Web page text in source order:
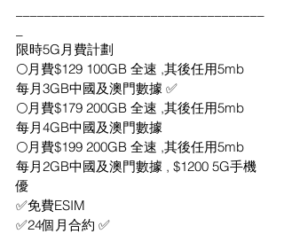
限時5G月費計劃
🌕月費$129 100GB 全速 ,其後任用5mb
每月3GB中國及澳門數據 ✅
🌕月費$179 200GB 全速 ,其後任用5mb
每月4GB中國及澳門數據
🌕月費$199 200GB 全速 ,其後任用5mb
每月2GB中國及澳門數據 , $1200 5G手機
優
✅免費ESIM
✅24個月合約 ✅